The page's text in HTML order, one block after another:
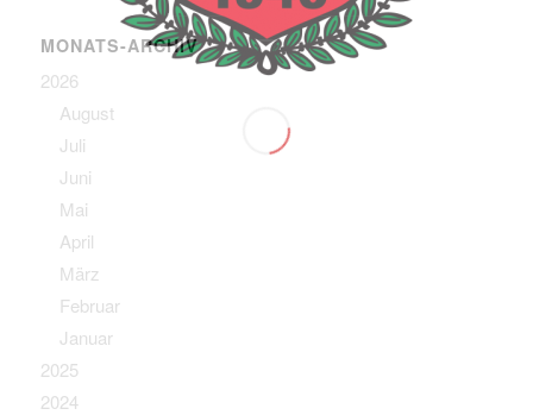
MONATS-ARCHIV
2026
August
Juli
Juni
Mai
April
März
Februar
Januar
2025
2024